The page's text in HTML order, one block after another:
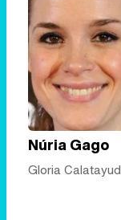
Núria Gago
Gloria Calatayud